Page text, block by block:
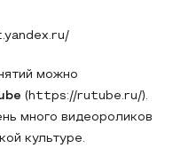
можно
(https://rutube.ru/).
много видеороликов
культуре.